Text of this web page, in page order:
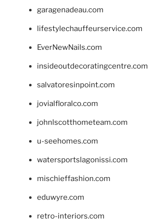
garagenadeau.com
lifestylechauffeurservice.com
EverNewNails.com
insideoutdecoratingcentre.com
salvatoresinpoint.com
jovialfloralco.com
johnlscotthometeam.com
u-seehomes.com
watersportslagonissi.com
mischieffashion.com
eduwyre.com
retro-interiors.com